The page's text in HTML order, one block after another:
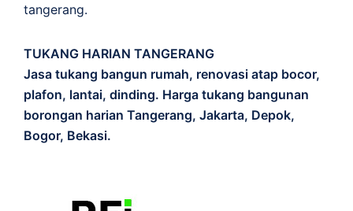
tangerang.
TUKANG HARIAN TANGERANG
Jasa tukang bangun rumah, renovasi atap bocor,
plafon, lantai, dinding. Harga tukang bangunan
borongan harian Tangerang, Jakarta, Depok,
Bogor, Bekasi.